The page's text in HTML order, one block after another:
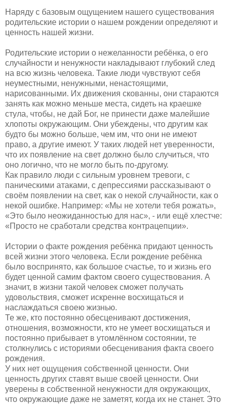
Наряду с базовым ощущением нашего существования
родительские истории о нашем рождении определяют и
ценность нашей жизни.
Родительские истории о нежеланности ребёнка, о его
случайности и ненужности накладывают глубокий след
на всю жизнь человека. Такие люди чувствуют себя
неуместными, ненужными, ненастоящими,
нарисованными. Их движения скованны, они стараются
занять как можно меньше места, сидеть на краешке
стула, чтобы, не дай Бог, не принести даже малейшие
хлопоты окружающим. Они убеждены, что другим как
будто бы можно больше, чем им, что они не имеют
право, а другие имеют. У таких людей нет уверенности,
что их появление на свет должно было случиться, что
оно логично, что не могло быть по-другому.
Как правило люди с сильным уровнем тревоги, с
паническими атаками, с депрессиями рассказывают о
своём появлении на свет, как о некой случайности, как о
некой ошибке. Например: «Мы не хотели тебя рожать»,
«Это было неожиданностью для нас», - или ещё хлестче:
«Просто не сработали средства контрацепции».
Истории о факте рождения ребёнка придают ценность
всей жизни этого человека. Если рождение ребёнка
было воспринято, как большое счастье, то и жизнь его
будет ценной самим фактом своего существования. А
значит, в жизни такой человек сможет получать
удовольствия, сможет искренне восхищаться и
наслаждаться своею жизнью.
Те же, кто постоянно обесценивают достижения,
отношения, возможности, кто не умеет восхищаться и
постоянно прибывает в утомлённом состоянии, те
столкнулись с историями обесценивания факта своего
рождения.
У них нет ощущения собственной ценности. Они
ценность других ставят выше своей ценности. Они
уверены в собственной ненужности для окружающих,
что окружающие даже не заметят, когда их не станет. Это